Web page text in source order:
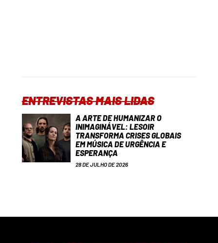
ENTREVISTAS MAIS LIDAS
A ARTE DE HUMANIZAR O
INIMAGINÁVEL: LESOIR
TRANSFORMA CRISES GLOBAIS
EM MÚSICA DE URGÊNCIA E
ESPERANÇA
28 DE JULHO DE 2026